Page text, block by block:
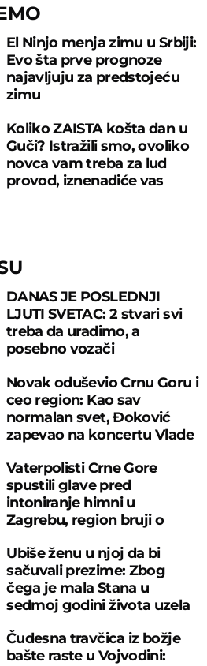
El Ninjo menja zimu u Srbiji:
Evo šta prve prognoze
najavljuju za predstojeću
zimu
Koliko ZAISTA košta dan u
Guči? Istražili smo, ovoliko
novca vam treba za lud
provod, iznenadiće vas
DANAS JE POSLEDNJI
LJUTI SVETAC: 2 stvari svi
treba da uradimo, a
posebno vozači
Novak oduševio Crnu Goru i
ceo region: Kao sav
normalan svet, Đoković
zapevao na koncertu Vlade
Vaterpolisti Crne Gore
spustili glave pred
intoniranje himni u
Zagrebu, region bruji o
Ubiše ženu u njoj da bi
sačuvali prezime: Zbog
čega je mala Stana u
sedmoj godini života uzela
Čudesna travčica iz božje
bašte raste u Vojvodini: